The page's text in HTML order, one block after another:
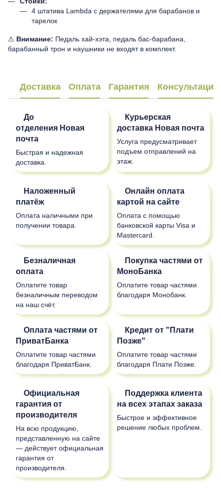
4 штатива Lambda с держателями для барабанов и
тарелок
⚠ Внимание: Педаль хай-хэта, педаль бас-барабана,
барабанный трон и наушники не входят в комплект.
Доставка Оплата Гарантия Консультация
До
отделения Новая
почта
Быстрая и надежная
доставка.
Курьерская
доставка Новая почта
Услуга предусматривает
подъем отправлений на
этаж.
Наложенный
платёж
Оплата наличными при
получении товара.
Онлайн оплата
картой на сайте
Оплата с помощью
банковской карты Visa и
Mastercard.
Безналичная
оплата
Оплатите товар
безналичным переводом
на наш счёт.
Покупка частями от
МоноБанка
Оплатите товар частями
благодаря Монобанк.
Оплата частями от
ПриватБанка
Оплатите товар частями
благодаря ПриватБанк.
Кредит от "Плати
Позже"
Оплатите товар частями
благодаря Плати Позже.
Официальная
гарантия от
производителя
На всю продукцию,
представленную на сайте
— действует официальная
гарантия от
производителя.
Поддержка клиента
на всех этапах заказа
Быстрое и эффективное
решение любых проблем.